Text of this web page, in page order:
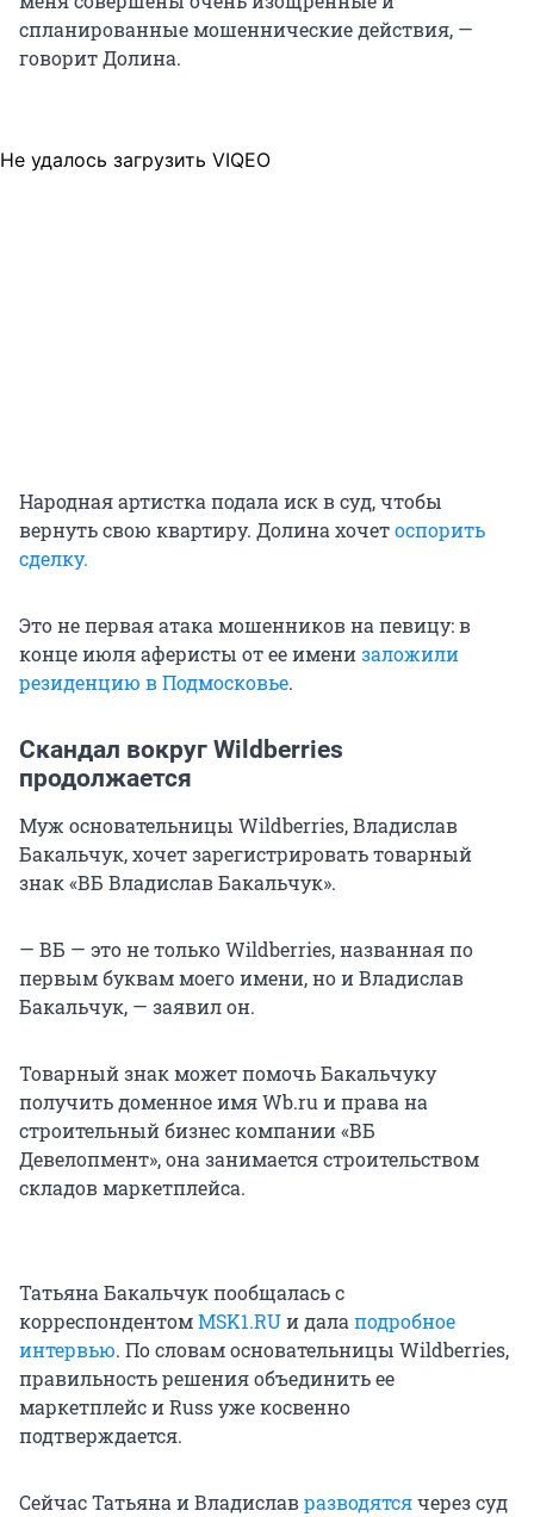
спланированные мошеннические действия, —
говорит Долина.
Не удалось загрузить VIQEO
Народная артистка подала иск в суд, чтобы
вернуть свою квартиру. Долина хочетоспорить
сделку.
Это не первая атака мошенников на певицу: в
конце июля аферисты от ее именизаложили
резиденцию в Подмосковье.
Скандал вокруг Wildberries
продолжается
Муж основательницы Wildberries, Владислав
Бакальчук, хочет зарегистрировать товарный
знак «ВБ Владислав Бакальчук».
— ВБ — это не только Wildberries, названная по
первым буквам моего имени, но и Владислав
Бакальчук, — заявил он.
Товарный знак может помочь Бакальчуку
получить доменное имя Wb.ru и права на
строительный бизнес компании «ВБ
Девелопмент», она занимается строительством
складов маркетплейса.
Татьяна Бакальчук пообщалась с
корреспондентомMSK1.RUи далаподробное
интервью. По словам основательницы Wildberries,
правильность решения объединить ее
маркетплейс и Russ уже косвенно
подтверждается.
Сейчас Татьяна и Владиславразводятсячерез суд